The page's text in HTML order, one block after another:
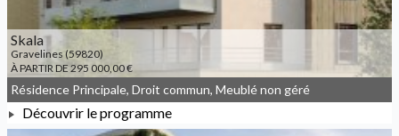
Skala
Gravelines (59820)
À PARTIR DE 295 000,00 €
Résidence Principale, Droit commun, Meublé non géré
Découvrir le programme